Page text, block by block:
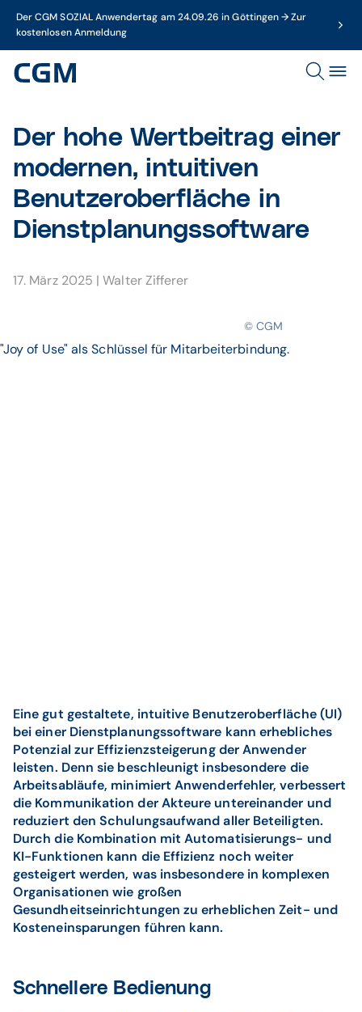
Der CGM SOZIAL Anwendertag am 24.09.26 in Göttingen → Zur
kostenlosen Anmeldung
Der hohe Wert­beitrag einer
mo­dernen, intui­tiven
Benutzer­ober­fläche in
Dienst­pla­nungs­soft­ware
17. März 2025 |Walter Zifferer
© CGM
"Joy of Use" als Schlüssel für Mitarbeiterbindung.
Eine gut gestaltete, intuitive Benutzeroberfläche (UI)
bei einer Dienstplanungssoftware kann erhebliches
Potenzial zur Effizienzsteigerung der Anwender
leisten. Denn sie beschleunigt insbesondere die
Arbeitsabläufe, minimiert Anwenderfehler, verbessert
die Kommunikation der Akteure untereinander und
reduziert den Schulungsaufwand aller Beteiligten.
Durch die Kombination mit Automatisierungs- und
KI-Funktionen kann die Effizienz noch weiter
gesteigert werden, was insbesondere in komplexen
Organisationen wie großen
Gesundheitseinrichtungen zu erheblichen Zeit- und
Kosteneinsparungen führen kann.
Schnellere Bedienung